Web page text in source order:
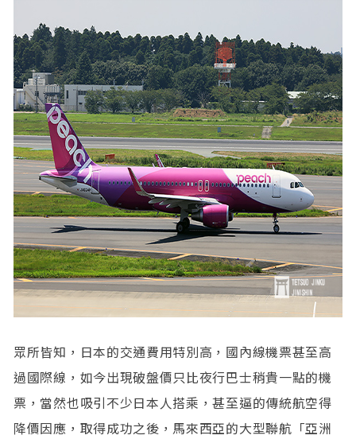
眾所皆知，日本的交通費用特別高，國內線機票甚至高
過國際線，如今出現破盤價只比夜行巴士稍貴一點的機
票，當然也吸引不少日本人搭乘，甚至逼的傳統航空得
降價因應，取得成功之後，馬來西亞的大型聯航「亞洲